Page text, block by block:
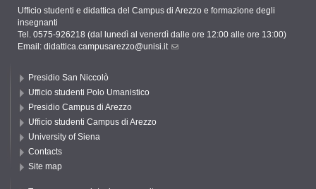
Ufficio studenti e didattica del Campus di Arezzo e formazione degli
insegnanti
Tel. 0575-926218 (dal lunedì al venerdì dalle ore 12:00 alle ore 13:00)
Email: didattica.campusarezzo@unisi.it
Presidio San Niccolò
Ufficio studenti Polo Umanistico
Presidio Campus di Arezzo
Ufficio studenti Campus di Arezzo
University of Siena
Contacts
Site map